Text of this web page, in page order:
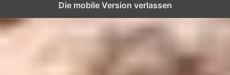
Die mobile Version verlassen